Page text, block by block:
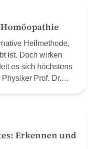
Heilmethode,
ist. Doch wirken
es sich höchstens
Prof. Dr.
Erkennen und